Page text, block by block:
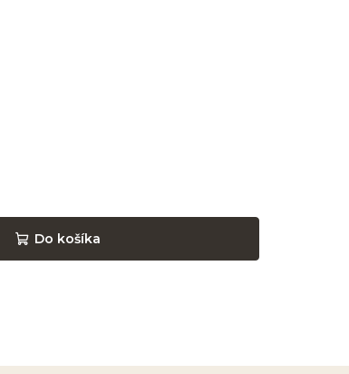
Do košíka